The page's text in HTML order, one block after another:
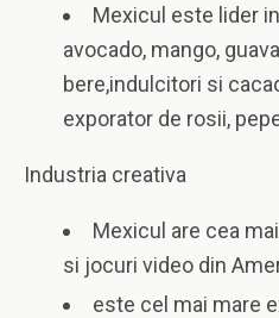
Mexicul este lider
avocado, mango,
bere,indulcitori si
exporator de rosii,
Industria creativa
Mexicul are cea
si jocuri video din
este cel mai mare